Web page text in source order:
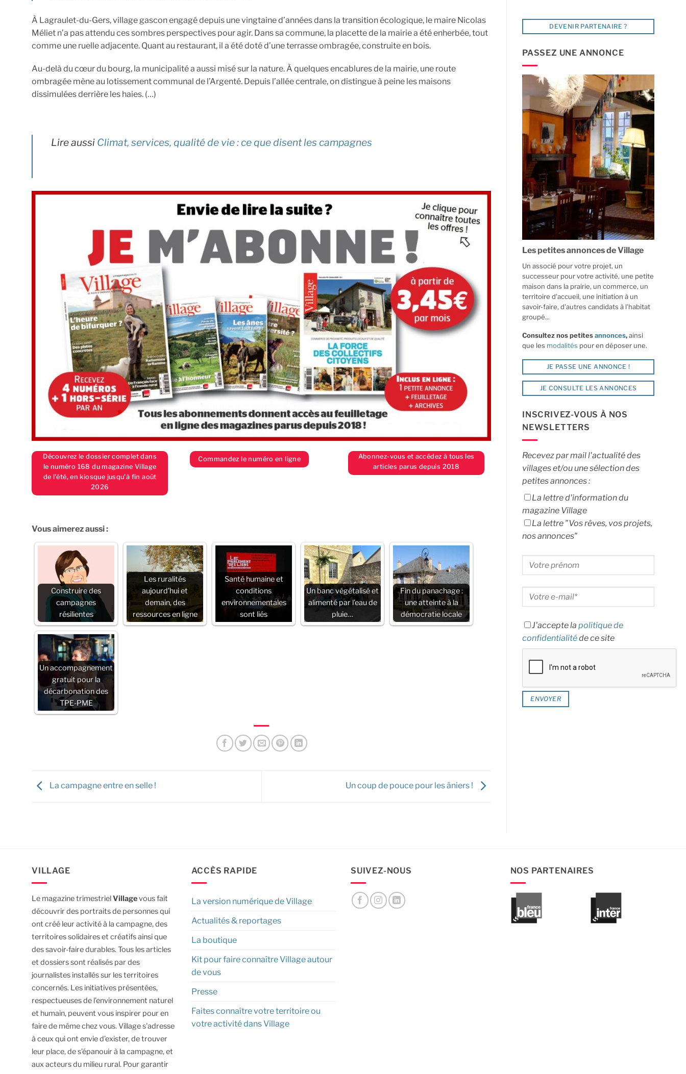
À Lagraulet-du-Gers, village gascon engagé depuis une vingtaine d’années dans la transition écologique, le maire Nicolas
Méliet n’a pas attendu ces sombres perspectives pour agir. Dans sa commune, la placette de la mairie a été enherbée, tout
comme une ruelle adjacente. Quant au restaurant, il a été doté d’une terrasse ombragée, construite en bois.
Au-delà du cœur du bourg, la municipalité a aussi misé sur la nature. À quelques encablures de la mairie, une route
ombragée mène au lotissement communal de l’Argenté. Depuis l’allée centrale, on distingue à peine les maisons
dissimulées derrière les haies. (…)
Lire aussi Climat, services, qualité de vie : ce que disent les campagnes
Découvrez le dossier complet dans
le numéro 168 du magazine Village
de l'été, en kiosque jusqu'à fin août
2026
Commandez le numéro en ligne
Abonnez-vous et accédez à tous les
articles parus depuis 2018
Vous aimerez aussi :
Construire des
campagnes
résilientes
Les ruralités
aujourd’hui et
demain, des
ressources en ligne
Santé humaine et
conditions
environnementales
sont liés
Un banc végétalisé et
alimenté par l'eau de
pluie…
Fin du panachage :
une atteinte à la
démocratie locale
Un accompagnement
gratuit pour la
décarbonation des
TPE-PME
La campagne entre en selle ! Un coup de pouce pour les âniers !
DEVENIR PARTENAIRE ?
PASSEZ UNE ANNONCE
Les petites annonces de Village
Un associé pour votre projet, un
successeur pour votre activité, une petite
maison dans la prairie, un commerce, un
territoire d'accueil, une initiation à un
savoir-faire, d'autres candidats à l'habitat
groupé...
Consultez nos petitesannonces,ainsi
que les modalités pour en déposer une.
JE PASSE UNE ANNONCE !
JE CONSULTE LES ANNONCES
INSCRIVEZ-VOUS À NOS
NEWSLETTERS
Recevez par mail l'actualité des
villages et/ou une sélection des
petites annonces :
La lettre d'information du
magazine Village
La lettre "Vos rêves, vos projets,
nos annonces"
J'accepte la politique de
confidentialitéde ce site
VILLAGE
Le magazine trimestrielVillagevous fait
découvrir des portraits de personnes qui
ont créé leur activité à la campagne, des
territoires solidaires et créatifs ainsi que
des savoir-faire durables.Tous les articles
et dossiers sont réalisés par des
journalistes installés sur les territoires
concernés. Les initiatives présentées,
respectueuses de l’environnement naturel
et humain, peuvent vous inspirer pour en
faire de même chez vous.Village s'adresse
à ceux qui ont envie d’exister, de trouver
leur place, de s’épanouir à la campagne, et
aux acteurs du milieu rural. Pour garantir
ACCÈS RAPIDE
La version numérique de Village
Actualités & reportages
La boutique
Kit pour faire connaître Village autour
de vous
Presse
Faites connaître votre territoire ou
votre activité dans Village
SUIVEZ-NOUS NOS PARTENAIRES